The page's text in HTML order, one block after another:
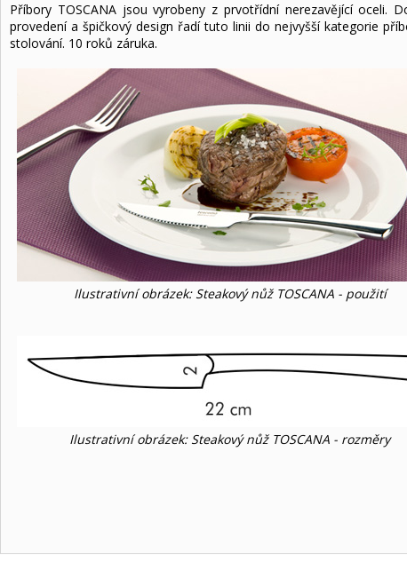
Příbory TOSCANA jsou vyrobeny z prvotřídní nerezavějící oceli.
provedení a špičkový design řadí tuto linii do nejvyšší kategorie
stolování. 10 roků záruka.
Ilustrativní obrázek: Steakový nůž TOSCANA - použití
Ilustrativní obrázek: Steakový nůž TOSCANA - rozměry